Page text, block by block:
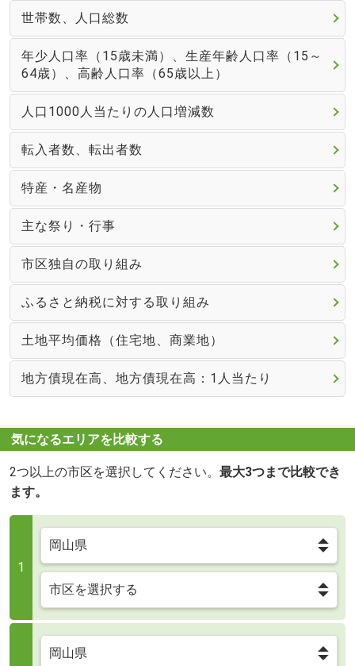
世帯数、人口総数
年少人口率（15歳未満）、生産年齢人口率（15～
64歳）、高齢人口率（65歳以上）
人口1000人当たりの人口増減数
転入者数、転出者数
特産・名産物
主な祭り・行事
市区独自の取り組み
ふるさと納税に対する取り組み
土地平均価格（住宅地、商業地）
地方債現在高、地方債現在高：1人当たり
気になるエリアを比較する
2つ以上の市区を選択してください。 最大3つまで比較でき
ます。
1